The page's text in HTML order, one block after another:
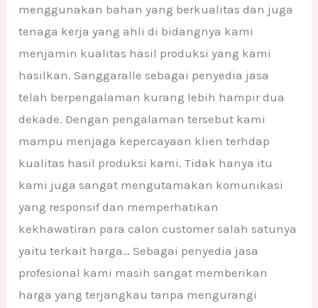
menggunakan bahan yang berkualitas dan juga
tenaga kerja yang ahli di bidangnya kami
menjamin kualitas hasil produksi yang kami
hasilkan. Sanggaralle sebagai penyedia jasa
telah berpengalaman kurang lebih hampir dua
dekade. Dengan pengalaman tersebut kami
mampu menjaga kepercayaan klien terhdap
kualitas hasil produksi kami. Tidak hanya itu
kami juga sangat mengutamakan komunikasi
yang responsif dan memperhatikan
kekhawatiran para calon customer salah satunya
yaitu terkait harga… Sebagai penyedia jasa
profesional kami masih sangat memberikan
harga yang terjangkau tanpa mengurangi